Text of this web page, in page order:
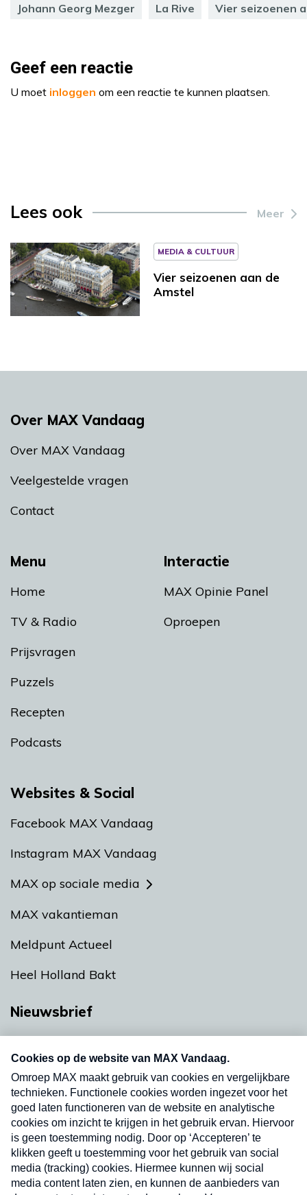
Johann Georg Mezger La Rive Vier seizoenen
Geef een reactie
U moet inloggen om een reactie te kunnen plaatsen.
Lees ook Meer
MEDIA & CULTUUR
Vier seizoenen aan de
Amstel
Menu
Home
TV & Radio
Prijsvragen
Puzzels
Recepten
Podcasts
Interactie
MAX Opinie Panel
Oproepen
Over MAX Vandaag
Over MAX Vandaag
Veelgestelde vragen
Contact
Websites & Social
Facebook MAX Vandaag
Instagram MAX Vandaag
MAX op sociale media
MAX vakantieman
Meldpunt Actueel
Heel Holland Bakt
Nieuwsbrief
nieuwsbrief. Elke vrijdag- en dinsdagochtend in
uw mailbox.
Verzend